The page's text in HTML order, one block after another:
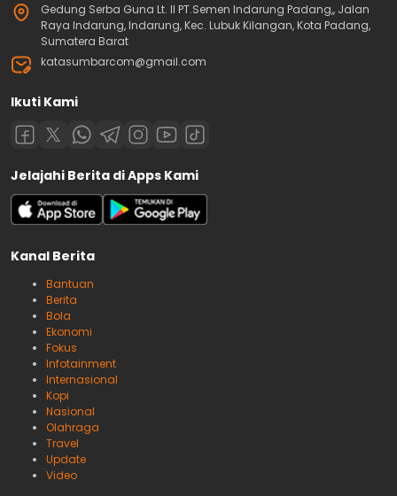
Gedung Serba Guna Lt. II PT.Semen Indarung Padang,, Jalan
Raya Indarung, Indarung, Kec. Lubuk Kilangan, Kota Padang,
Sumatera Barat
katasumbarcom@gmail.com
Ikuti Kami
Jelajahi Berita di Apps Kami
Kanal Berita
Bantuan
Berita
Bola
Ekonomi
Fokus
Infotainment
Internasional
Kopi
Nasional
Olahraga
Travel
Update
Video